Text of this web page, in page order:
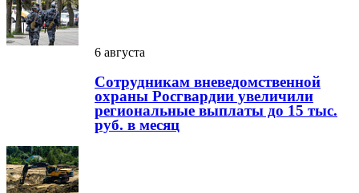
6 августа
Сотрудникам вневедомственной
охраны Росгвардии увеличили
региональные выплаты до 15 тыс.
руб. в месяц